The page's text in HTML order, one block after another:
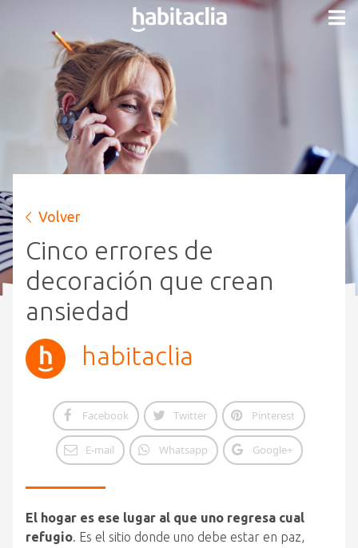
Volver
Cinco errores de
decoración que crean
ansiedad
habitaclia
Facebook Twitter Pinterest
E-mail Whatsapp Google+
El hogar es ese lugar al que uno regresa cual
refugio. Es el sitio donde uno debe estar en paz,